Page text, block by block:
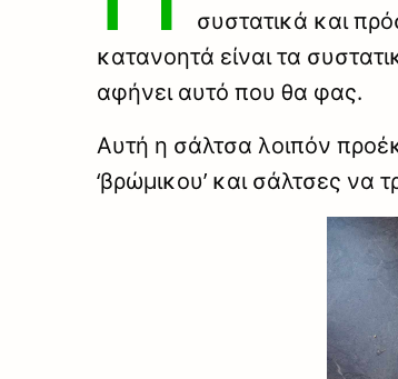
συστατικά και
κατανοητά είναι τα
αφήνει αυτό που θα φας.
Αυτή η σάλτσα λοιπόν
‘βρώμικου’ και σάλτσες να